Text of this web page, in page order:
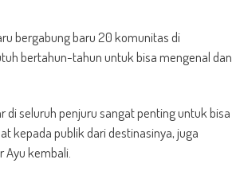
bergabung baru 20 komunitas di
bertahun-tahun untuk bisa mengenal dan
di seluruh penjuru sangat penting untuk bisa
kepada publik dari destinasinya, juga
Ayu kembali.